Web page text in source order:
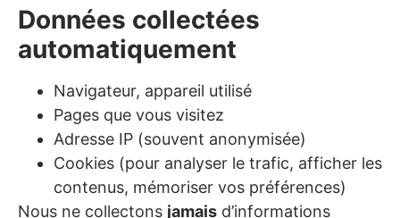
Données collectées
automatiquement
Navigateur, appareil utilisé
Pages que vous visitez
Adresse IP (souvent anonymisée)
Cookies (pour analyser le trafic, afficher les
contenus, mémoriser vos préférences)
Nous ne collectons jamais d’informations